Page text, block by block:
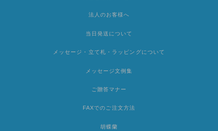
法人のお客様へ
当日発送について
メッセージ・立て札・ラッピングについて
メッセージ文例集
ご贈答マナー
FAXでのご注文方法
胡蝶蘭